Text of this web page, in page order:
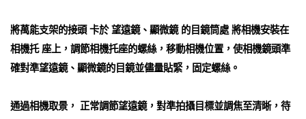
將萬能支架的接頭 卡於 望遠鏡、顯微鏡 的目鏡筒處 將相機安裝在
相機托 座上，調節相機托座的螺絲，移動相機位置，使相機鏡頭準
確對準望遠鏡、顯微鏡的目鏡並儘量貼緊，固定螺絲。
通過相機取景， 正常調節望遠鏡，對準拍攝目標並調焦至清晰，待